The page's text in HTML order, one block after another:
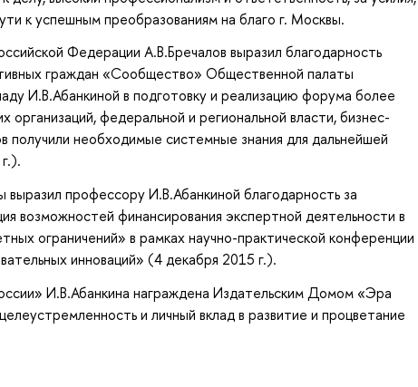
к успешным преобразованиям на благо г. Москвы.
Федерации А.В.Бречалов выразил благодарность
граждан «Сообщество» Общественной палаты
И.В.Абанкиной в подготовку и реализацию форума более
федеральной и региональной власти, бизнес-
получили необходимые системные знания для дальнейшей
профессору И.В.Абанкиной благодарность за
возможностей финансирования экспертной деятельности в
ограничений» в рамках научно-практической конференции
инноваций» (4 декабря 2015 г.).
И.В.Абанкина награждена Издательским Домом «Эра
и личный вклад в развитие и процветание